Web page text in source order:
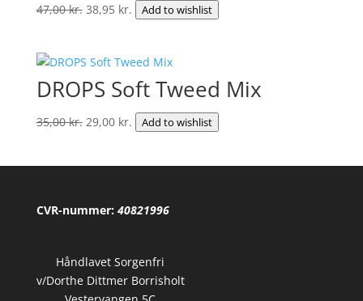
47,00kr. Den
var:
47,00 kr..
38,95 kr.Den
er:
38,95 kr..
Add to wishlist
DROPS Soft Tweed Mix
35,00kr. Den
29,00 kr.DenAdd to wishlist
CVR-nummer: 40821996
Håndlavet Sorgenfri
v/Dorthe Dittmer Borrisholt